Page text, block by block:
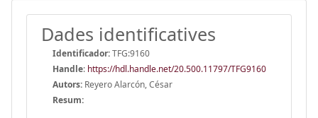
Dades identificatives
Identificador:TFG:9160
Handle: https://hdl.handle.net/20.500.11797/TFG9160
Autors: Reyero Alarcón, César
Resum: